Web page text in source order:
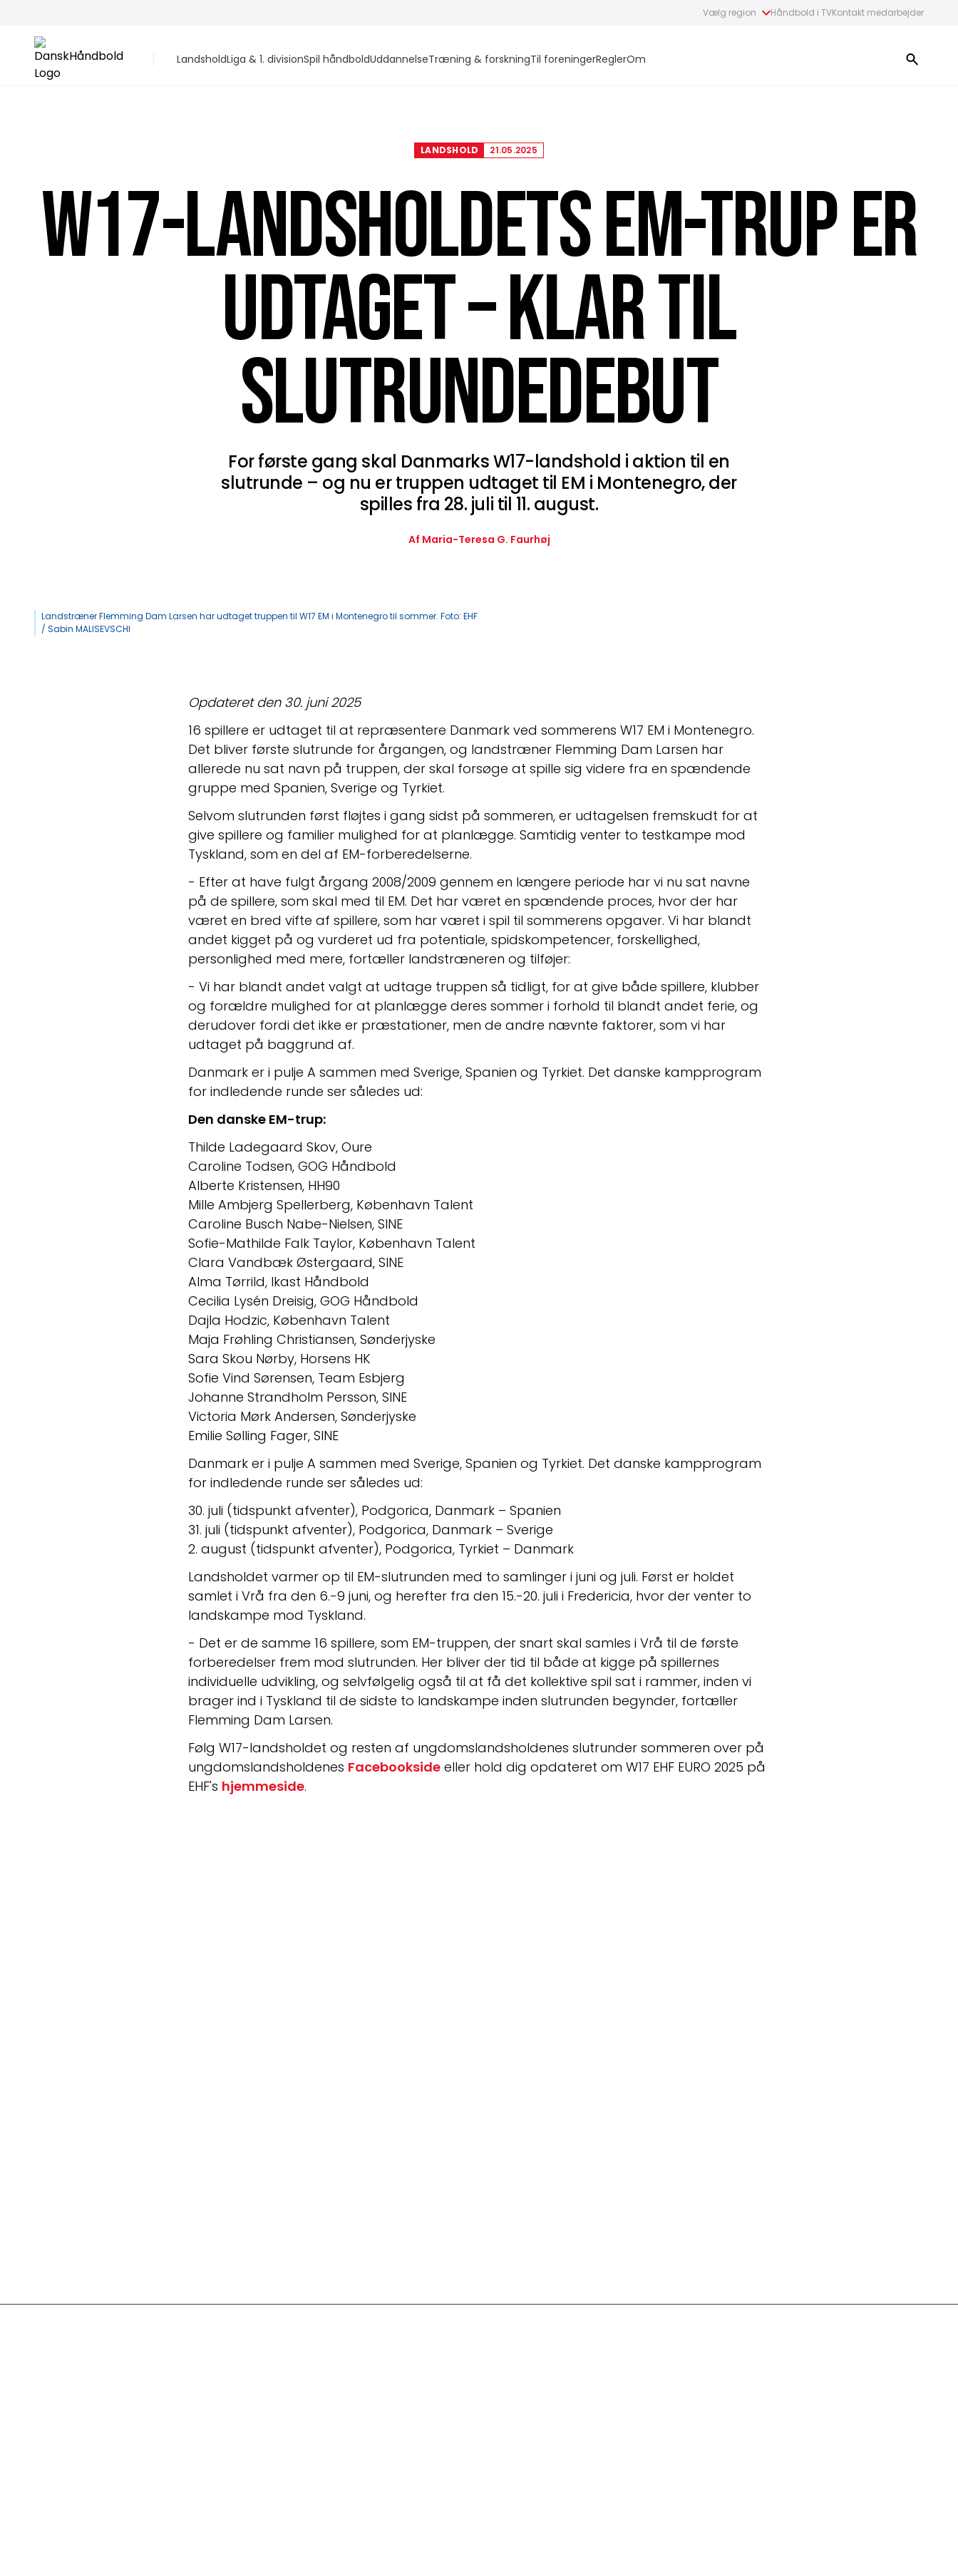
Vælg region Håndbold i TVKontakt medarbejder
LandsholdLiga & 1. divisionSpil håndboldUddannelseTræning & forskningTil foreningerReglerOm
LANDSHOLD 21.05.2025
W17-LANDSHOLDETS EM-TRUP ER
UDTAGET – KLAR TIL
SLUTRUNDEDEBUT
For første gang skal Danmarks W17-landshold i aktion til en
slutrunde – og nu er truppen udtaget til EM i Montenegro, der
spilles fra 28. juli til 11. august.
Af Maria-Teresa G. Faurhøj
Landstræner Flemming Dam Larsen har udtaget truppen til W17 EM i Montenegro til sommer. Foto: EHF
/ Sabin MALISEVSCHI
Opdateret den 30. juni 2025
16 spillere er udtaget til at repræsentere Danmark ved sommerens W17 EM i Montenegro.
Det bliver første slutrunde for årgangen, og landstræner Flemming Dam Larsen har
allerede nu sat navn på truppen, der skal forsøge at spille sig videre fra en spændende
gruppe med Spanien, Sverige og Tyrkiet.
Selvom slutrunden først fløjtes i gang sidst på sommeren, er udtagelsen fremskudt for at
give spillere og familier mulighed for at planlægge. Samtidig venter to testkampe mod
Tyskland, som en del af EM-forberedelserne.
- Efter at have fulgt årgang 2008/2009 gennem en længere periode har vi nu sat navne
på de spillere, som skal med til EM. Det har været en spændende proces, hvor der har
været en bred vifte af spillere, som har været i spil til sommerens opgaver. Vi har blandt
andet kigget på og vurderet ud fra potentiale, spidskompetencer, forskellighed,
personlighed med mere, fortæller landstræneren og tilføjer:
- Vi har blandt andet valgt at udtage truppen så tidligt, for at give både spillere, klubber
og forældre mulighed for at planlægge deres sommer i forhold til blandt andet ferie, og
derudover fordi det ikke er præstationer, men de andre nævnte faktorer, som vi har
udtaget på baggrund af.
Danmark er i pulje A sammen med Sverige, Spanien og Tyrkiet. Det danske kampprogram
for indledende runde ser således ud:
Den danske EM-trup:
Thilde Ladegaard Skov, Oure
Caroline Todsen, GOG Håndbold
Alberte Kristensen, HH90
Mille Ambjerg Spellerberg, København Talent
Caroline Busch Nabe-Nielsen, SINE
Sofie-Mathilde Falk Taylor, København Talent
Clara Vandbæk Østergaard, SINE
Alma Tørrild, Ikast Håndbold
Cecilia Lysén Dreisig, GOG Håndbold
Dajla Hodzic, København Talent
Maja Frøhling Christiansen, Sønderjyske
Sara Skou Nørby, Horsens HK
Sofie Vind Sørensen, Team Esbjerg
Johanne Strandholm Persson, SINE
Victoria Mørk Andersen, Sønderjyske
Emilie Sølling Fager, SINE
Danmark er i pulje A sammen med Sverige, Spanien og Tyrkiet. Det danske kampprogram
for indledende runde ser således ud:
30. juli (tidspunkt afventer), Podgorica, Danmark – Spanien
31. juli (tidspunkt afventer), Podgorica, Danmark – Sverige
2. august (tidspunkt afventer), Podgorica, Tyrkiet – Danmark
Landsholdet varmer op til EM-slutrunden med to samlinger i juni og juli. Først er holdet
samlet i Vrå fra den 6.-9 juni, og herefter fra den 15.-20. juli i Fredericia, hvor der venter to
landskampe mod Tyskland.
- Det er de samme 16 spillere, som EM-truppen, der snart skal samles i Vrå til de første
forberedelser frem mod slutrunden. Her bliver der tid til både at kigge på spillernes
individuelle udvikling, og selvfølgelig også til at få det kollektive spil sat i rammer, inden vi
brager ind i Tyskland til de sidste to landskampe inden slutrunden begynder, fortæller
Flemming Dam Larsen.
Følg W17-landsholdet og resten af ungdomslandsholdenes slutrunder sommeren over på
ungdomslandsholdenes Facebookside eller hold dig opdateret om W17 EHF EURO 2025 på
EHF's hjemmeside.